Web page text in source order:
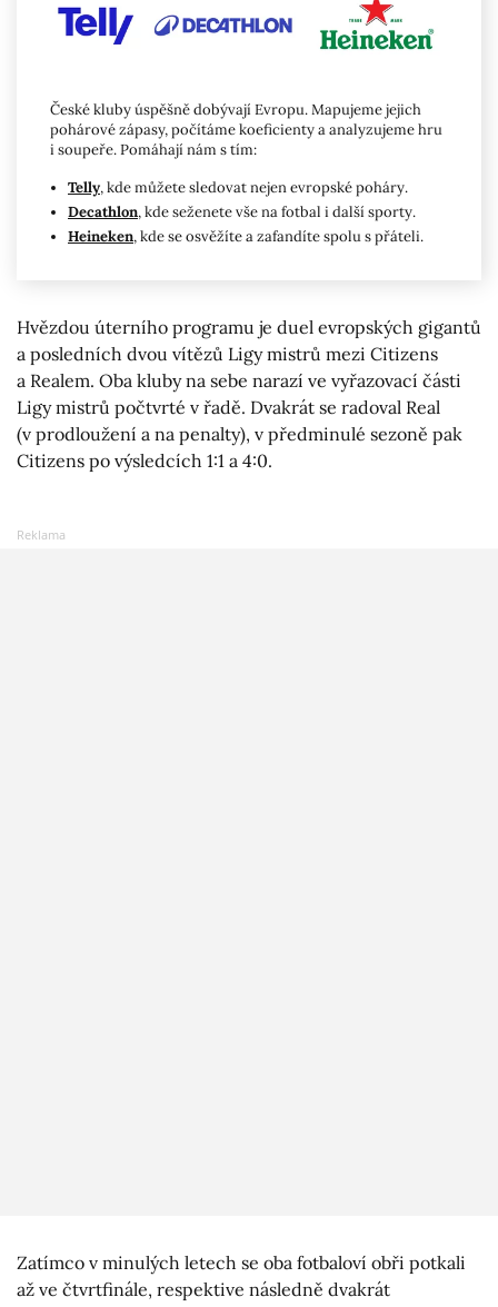
České kluby úspěšně dobývají Evropu. Mapujeme jejich
pohárové zápasy, počítáme koeficienty a analyzujeme hru
i soupeře. Pomáhají nám s tím:
Telly, kde můžete sledovat nejen evropské poháry.
Decathlon, kde seženete vše na fotbal i další sporty.
Heineken, kde se osvěžíte a zafandíte spolu s přáteli.
Hvězdou úterního programu je duel evropských gigantů
a posledních dvou vítězů Ligy mistrů mezi Citizens
a Realem. Oba kluby na sebe narazí ve vyřazovací části
Ligy mistrů počtvrté v řadě. Dvakrát se radoval Real
(v prodloužení a na penalty), v předminulé sezoně pak
Citizens po výsledcích 1:1 a 4:0.
Zatímco v minulých letech se oba fotbaloví obři potkali
až ve čtvrtfinále, respektive následně dvakrát